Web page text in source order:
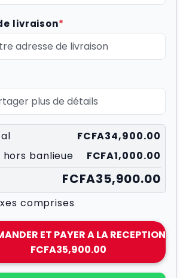
livraison*
FCFA34,900.00
hors banlieue
FCFA1,000.00
FCFA35,900.00
comprises
ET PAYER A LA RECEPTION
FCFA35,900.00